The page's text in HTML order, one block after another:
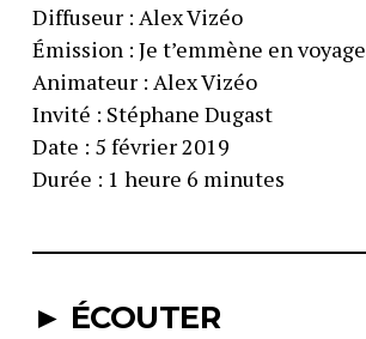
Diffuseur : Alex Vizéo
Émission : Je t’emmène en voyage
Animateur : Alex Vizéo
Invité : Stéphane Dugast
Date : 5 février 2019
Durée : 1 heure 6 minutes
► ÉCOUTER